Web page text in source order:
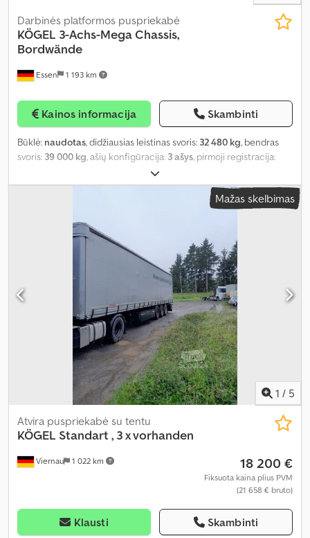
Essen 1 193 km
Darbinės platformos puspriekabė
KÖGEL 3-Achs-Mega Chassis,
Bordwände
Kainos informacija Skambinti
Būklė: naudotas, didžiausias leistinas svoris: 32 480 kg, bendras
svoris: 39 000 kg , ašių konfigūracija: 3 ašys , pirmoji registracija:
08/2026
Mažas skelbimas
1 / 5
Viernau 1 022 km
Atvira puspriekabė su tentu
KÖGEL Standart , 3 x vorhanden
18 200 €
Fiksuota kaina plius PVM
(21 658 € bruto)
Klausti Skambinti